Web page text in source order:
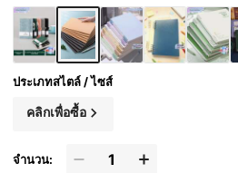
ประเภทสไตล์ / ไซส์
คลิกเพื่อซื้อ
จำนวน: